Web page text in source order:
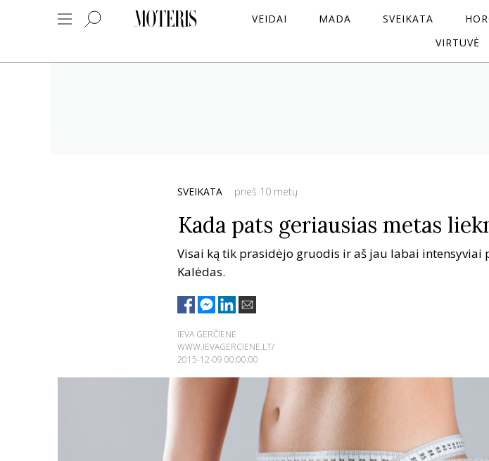
VEIDAI MADA SVEIKATA
VIRTUVĖ
SVEIKATA prieš 10 metų
Kada pats geriausias metas
Visai ką tik prasidėjo gruodis ir aš jau labai intensyviai
Kalėdas.
IEVA GERČIENĖ
WWW.IEVAGERCIENE.LT/
2015-12-09 00:00:00